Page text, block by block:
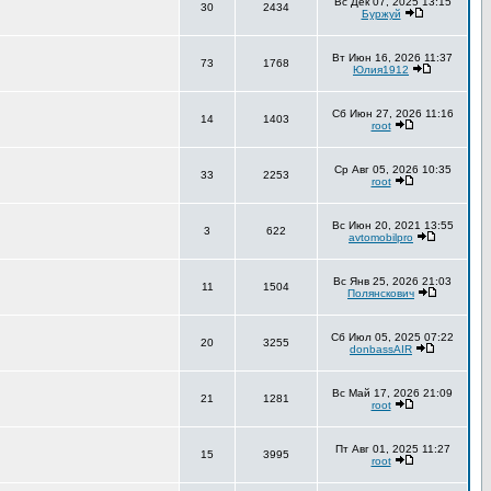
30 2434
Буржуй
73 1768
Вт Июн 16, 2026 11:37
Юлия1912
14 1403
Сб Июн 27, 2026 11:16
root
33 2253
Ср Авг 05, 2026 10:35
root
3 622
Вс Июн 20, 2021 13:55
avtomobilpro
11 1504
Вс Янв 25, 2026 21:03
Полянскович
20 3255
Сб Июл 05, 2025 07:22
donbassAIR
21 1281
Вс Май 17, 2026 21:09
root
15 3995
Пт Авг 01, 2025 11:27
root